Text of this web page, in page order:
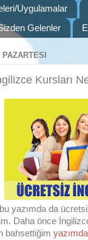
Uygulamalar
Gelenler
Kursları
yazımda da
Daha önce
bahsettiğim yazımda